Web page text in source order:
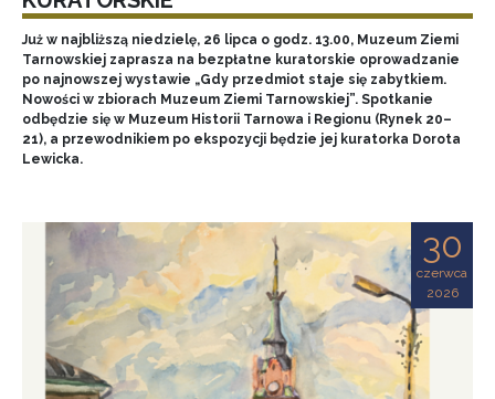
Już w najbliższą niedzielę, 26 lipca o godz. 13.00, Muzeum Ziemi
Tarnowskiej zaprasza na bezpłatne kuratorskie oprowadzanie
po najnowszej wystawie „Gdy przedmiot staje się zabytkiem.
Nowości w zbiorach Muzeum Ziemi Tarnowskiej”. Spotkanie
odbędzie się w Muzeum Historii Tarnowa i Regionu (Rynek 20–
21), a przewodnikiem po ekspozycji będzie jej kuratorka Dorota
Lewicka.
30
czerwca
2026